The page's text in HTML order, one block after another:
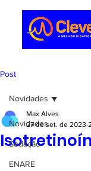
Post
Novidades
Sedação
ENARE
Novidades
Max Alves
27 de set. de 2023